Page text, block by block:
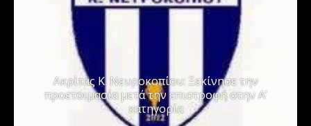
Ακρίτας Κ. Νευροκοπίου: Ξεκίνησε την
προετοιμασία μετά την επιστροφή στην Α’
κατηγορία